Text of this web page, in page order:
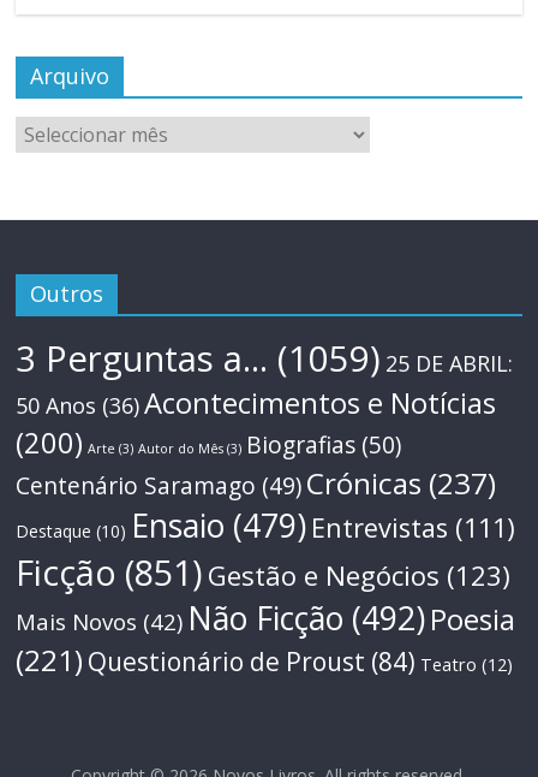
Arquivo
Arquivo
Outros
3 Perguntas a... (1059) 25 DE ABRIL:
50 Anos (36)Acontecimentos e Notícias
(200) Arte (3) Autor do Mês (3) Biografias (50)
Centenário Saramago (49)Crónicas (237)
Destaque (10) Ensaio (479) Entrevistas (111)
Ficção (851) Gestão e Negócios (123)
Mais Novos (42) Não Ficção (492)Poesia
(221) Questionário de Proust (84) Teatro (12)